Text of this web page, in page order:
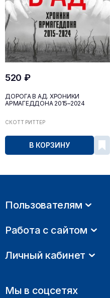
520 ₽
ДОРОГА В АД. ХРОНИКИ
АРМАГЕДДОНА 2015–2024
СКОТТ РИТТЕР
В КОРЗИНУ
Пользователям
Работа с сайтом
Личный кабинет
Мы в соцсетях